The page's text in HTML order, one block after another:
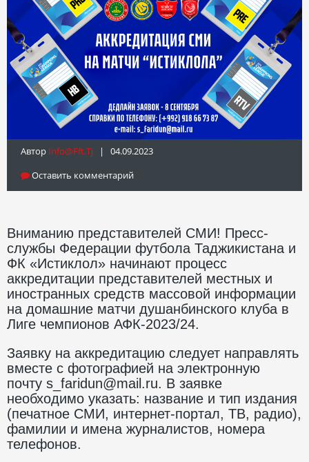
Автор Info@fft.tj | 04.09.2023
Оставить комментарий
Вниманию представителей СМИ! Пресс-
службы Федерации футбола Таджикистана и
ФК «Истиклол» начинают процесс
аккредитации представителей местных и
иностранных средств массовой информации
на домашние матчи душанбинского клуба в
Лиге чемпионов АФК-2023/24.
Заявку на аккредитацию следует направлять
вместе с фотографией на электронную
почту s_faridun@mail.ru. В заявке
необходимо указать: название и тип издания
(печатное СМИ, интернет-портал, ТВ, радио),
фамилии и имена журналистов, номера
телефонов.